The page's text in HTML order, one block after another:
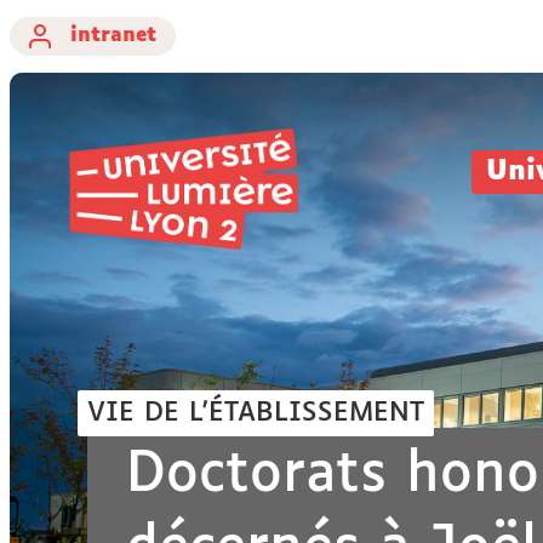
intranet
VIE DE L'ÉTABLISSEMENT
Doctorats